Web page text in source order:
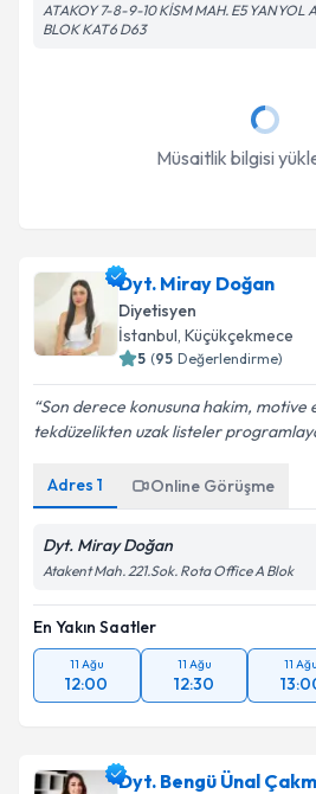
ATAKOY 7-8-9-10 KİSM MAH. E5 YANYOL
BLOK KAT6 D63
Müsaitlik bilgisi
Dyt. Miray Doğan
Diyetisyen
İstanbul, Küçükçekmece
5 (95 Değerlendirme)
Son derece konusuna hakim, motive
tekdüzelikten uzak listeler
Adres 1 Online Görüşme
Dyt. Miray Doğan
Atakent Mah. 221.Sok. Rota Office A Blok
En Yakın Saatler
11 Ağu
12:00
11 Ağu
12:30
11 Ağu
Dyt. Bengü Ünal